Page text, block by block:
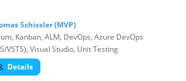
Schissler (MVP)
Kanban, ALM, DevOps, Azure DevOps
VSTS), Visual Studio, Unit Testing
Details